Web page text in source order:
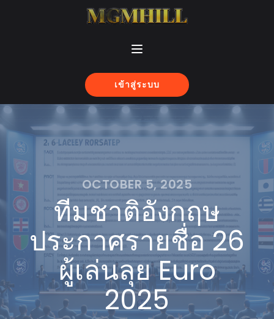
เข้าสู่ระบบ
OCTOBER 5, 2025
ทีมชาติอังกฤษ
ประกาศรายชื่อ 26
ผู้เล่นลุย Euro
2025